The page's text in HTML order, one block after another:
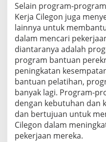
Selain program-
Kerja Cilegon juga
lainnya untuk
dalam mencari
diantaranya adalah
program bantuan
peningkatan
bantuan pelatihan,
banyak lagi. Program-
dengan kebutuhan dan
dan bertujuan untuk
Cilegon dalam
pekerjaan mereka.